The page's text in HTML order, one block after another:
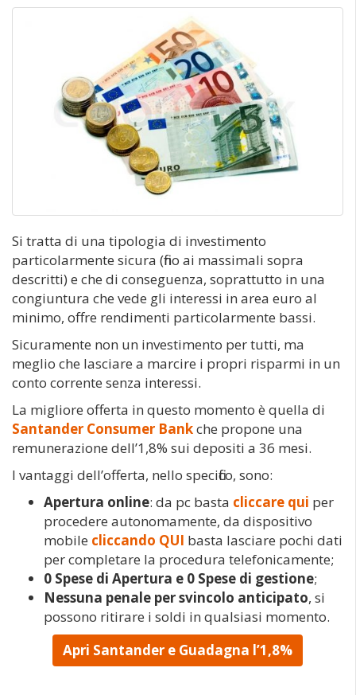
Si tratta di una tipologia di investimento
particolarmente sicura (fino ai massimali sopra
descritti) e che di conseguenza, soprattutto in una
congiuntura che vede gli interessi in area euro al
minimo, offre rendimenti particolarmente bassi.
Sicuramente non un investimento per tutti, ma
meglio che lasciare a marcire i propri risparmi in un
conto corrente senza interessi.
La migliore offerta in questo momento è quella di
Santander Consumer Bankche propone una
remunerazione dell’1,8% sui depositi a 36 mesi.
I vantaggi dell’offerta, nello specifico, sono:
Apertura online: da pc basta cliccare qui per
procedere autonomamente, da dispositivo
mobile cliccando QUI basta lasciare pochi dati
per completare la procedura telefonicamente;
0 Spese di Apertura e 0 Spese di gestione;
Nessuna penale per svincolo anticipato, si
possono ritirare i soldi in qualsiasi momento.
Apri Santander e Guadagna l’1,8%